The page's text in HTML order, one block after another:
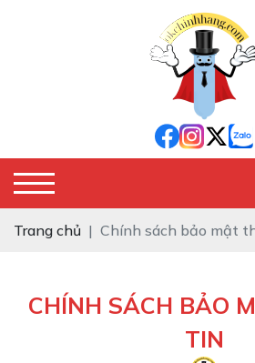
Trang chủ Chính sách bảo mật
CHÍNH SÁCH BẢO
TIN